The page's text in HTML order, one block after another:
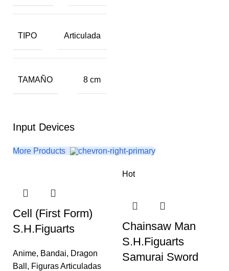
TIPO Articulada
TAMAÑO 8 cm
Input Devices
More Products
Cell (First Form)
S.H.Figuarts
Anime, Bandai, Dragon
Ball , Figuras Articuladas
Hot
Chainsaw Man
S.H.Figuarts
Samurai Sword